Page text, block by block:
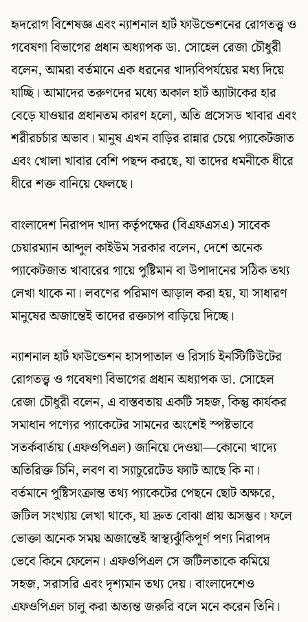
হৃদরোগ বিশেষজ্ঞ এবং ন্যাশনাল হার্ট ফাউন্ডেশনের রোগতত্ত্ব ও
গবেষণা বিভাগের প্রধান অধ্যাপক ডা. সোহেল রেজা চৌধুরী
বলেন, আমরা বর্তমানে এক ধরনের খাদ্যবিপর্যয়ের মধ্য দিয়ে
যাচ্ছি। আমাদের তরুণদের মধ্যে অকাল হার্ট অ্যাটাকের হার
বেড়ে যাওয়ার প্রধানতম কারণ হলো, অতি প্রসেসড খাবার এবং
শরীরচর্চার অভাব। মানুষ এখন বাড়ির রান্নার চেয়ে প্যাকেটজাত
এবং খোলা খাবার বেশি পছন্দ করছে, যা তাদের ধমনীকে ধীরে
ধীরে শক্ত বানিয়ে ফেলছে।
বাংলাদেশ নিরাপদ খাদ্য কর্তৃপক্ষের (বিএফএসএ) সাবেক
চেয়ারম্যান আব্দুল কাইউম সরকার বলেন, দেশে অনেক
প্যাকেটজাত খাবারের গায়ে পুষ্টিমান বা উপাদানের সঠিক তথ্য
লেখা থাকে না। লবণের পরিমাণ আড়াল করা হয়, যা সাধারণ
মানুষের অজান্তেই তাদের রক্তচাপ বাড়িয়ে দিচ্ছে।
ন্যাশনাল হার্ট ফাউন্ডেশন হাসপাতাল ও রিসার্চ ইনস্টিটিউটের
রোগতত্ত্ব ও গবেষণা বিভাগের প্রধান অধ্যাপক ডা. সোহেল
রেজা চৌধুরী বলেন, এ বাস্তবতায় একটি সহজ, কিন্তু কার্যকর
সমাধান পণ্যের প্যাকেটের সামনের অংশেই স্পষ্টভাবে
সতর্কবার্তায় (এফওপিএল) জানিয়ে দেওয়া—কোনো খাদ্যে
অতিরিক্ত চিনি, লবণ বা স্যাচুরেটেড ফ্যাট আছে কি না।
বর্তমানে পুষ্টিসংক্রান্ত তথ্য প্যাকেটের পেছনে ছোট অক্ষরে,
জটিল সংখ্যায় লেখা থাকে, যা দ্রুত বোঝা প্রায় অসম্ভব। ফলে
ভোক্তা অনেক সময় অজান্তেই স্বাস্থ্যঝুঁকিপূর্ণ পণ্য নিরাপদ
ভেবে কিনে ফেলেন। এফওপিএল সে জটিলতাকে কমিয়ে
সহজ, সরাসরি এবং দৃশ্যমান তথ্য দেয়। বাংলাদেশেও
এফওপিএল চালু করা অত্যন্ত জরুরি বলে মনে করেন তিনি।